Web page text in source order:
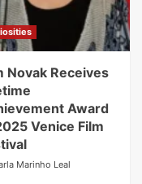
Novak Receives
Award
Venice Film
Marinho Leal